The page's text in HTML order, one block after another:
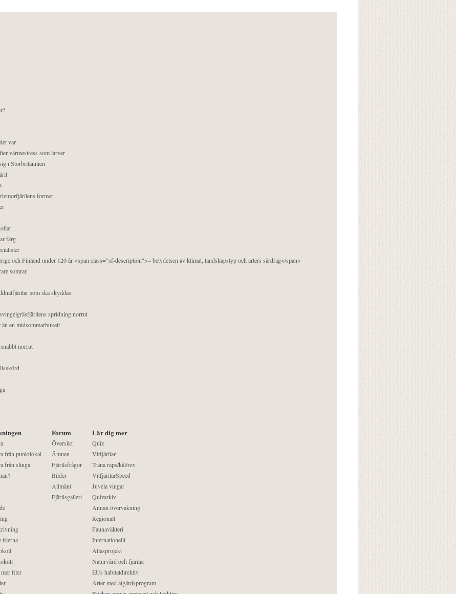
var
värmestress som larver
i Storbritannien
former
färg
och Finland under 120 år <span class="sf-description">– betydelsen av klimat, landskapstyp och arters särdrag</span>
somrar
som ska skyddas
spridning norrut
en midsommarbukett
norrut
från punktlokal
från slinga
filerna
filer
Forum
Översikt
Ämnen
Fjärilsfrågor
Bilder
Allmänt
Fjärilsgalleri
Lär dig mer
Quiz
Vitfjärilar
Träna raps/kål/rov
VitfjärilarSpeed
Juvela vingar
Quizarkiv
Annan övervakning
Regionalt
Faunaväkteri
Internationellt
Atlasprojekt
Naturvård och fjärilar
EUs habitatdirektiv
Arter med åtgärdsprogram